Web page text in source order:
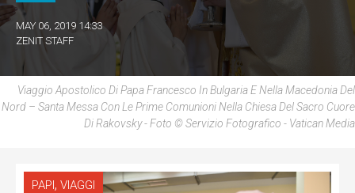
MAY 06, 2019 14:33
ZENIT STAFF
Viaggio Apostolico Di Papa Francesco In Bulgaria E Nella Macedonia Del
Nord – Santa Messa Con Le Prime Comunioni Nella Chiesa Del Sacro Cuore
Di Rakovsky - Foto © Servizio Fotografico - Vatican Media
PAPI, VIAGGI